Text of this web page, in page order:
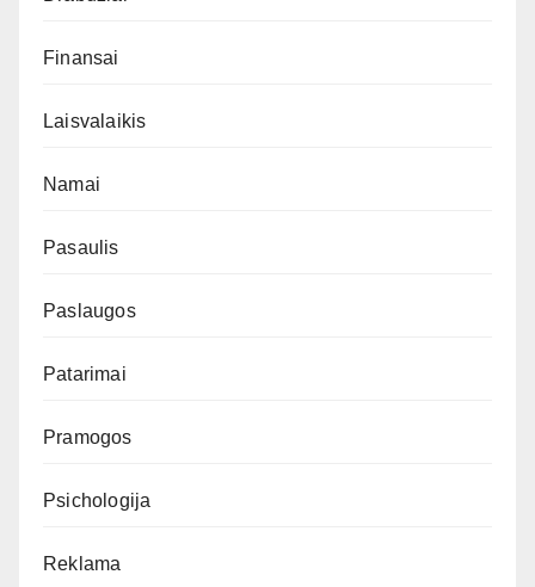
Finansai
Laisvalaikis
Namai
Pasaulis
Paslaugos
Patarimai
Pramogos
Psichologija
Reklama